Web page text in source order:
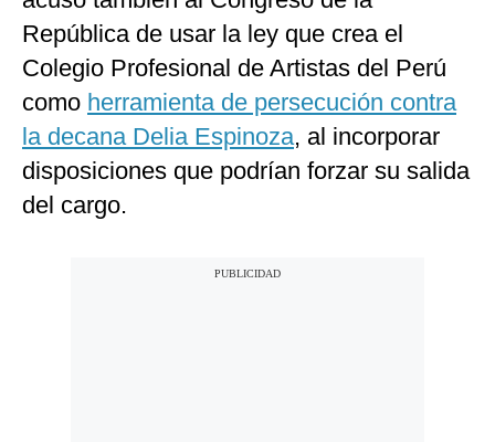
República de usar la ley que crea el
Colegio Profesional de Artistas del Perú
como herramienta de persecución contra
la decana Delia Espinoza, al incorporar
disposiciones que podrían forzar su salida
del cargo.